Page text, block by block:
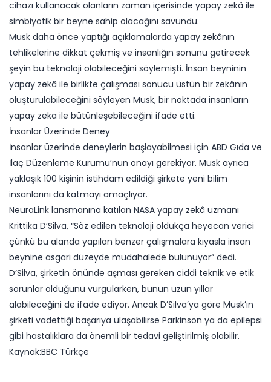
cihazı kullanacak olanların zaman içerisinde yapay zekâ ile
simbiyotik bir beyne sahip olacağını savundu.
Musk daha önce yaptığı açıklamalarda yapay zekânın
tehlikelerine dikkat çekmiş ve insanlığın sonunu getirecek
şeyin bu teknoloji olabileceğini söylemişti. İnsan beyninin
yapay zekâ ile birlikte çalışması sonucu üstün bir zekânın
oluşturulabileceğini söyleyen Musk, bir noktada insanların
yapay zeka ile bütünleşebileceğini ifade etti.
İnsanlar Üzerinde Deney
İnsanlar üzerinde deneylerin başlayabilmesi için ABD Gıda ve
İlaç Düzenleme Kurumu’nun onayı gerekiyor. Musk ayrıca
yaklaşık 100 kişinin istihdam edildiği şirkete yeni bilim
insanlarını da katmayı amaçlıyor.
NeuraLink lansmanına katılan NASA yapay zekâ uzmanı
Krittika D’Silva, “Söz edilen teknoloji oldukça heyecan verici
çünkü bu alanda yapılan benzer çalışmalara kıyasla insan
beynine asgari düzeyde müdahalede bulunuyor” dedi.
D’Silva, şirketin önünde aşması gereken ciddi teknik ve etik
sorunlar olduğunu vurgularken, bunun uzun yıllar
alabileceğini de ifade ediyor. Ancak D’Silva’ya göre Musk’ın
şirketi vadettiği başarıya ulaşabilirse Parkinson ya da epilepsi
gibi hastalıklara da önemli bir tedavi geliştirilmiş olabilir.
Kaynak:BBC Türkçe​